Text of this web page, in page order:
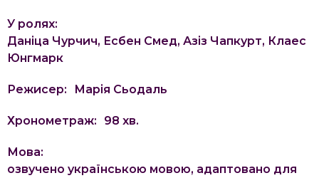
У ролях:
Даніца Чурчич, Есбен Смед, Азіз Чапкурт, Клаес
Юнгмарк
Режисер: Марія Сьодаль
Хронометраж: 98 хв.
Мова:
озвучено українською мовою, адаптовано для